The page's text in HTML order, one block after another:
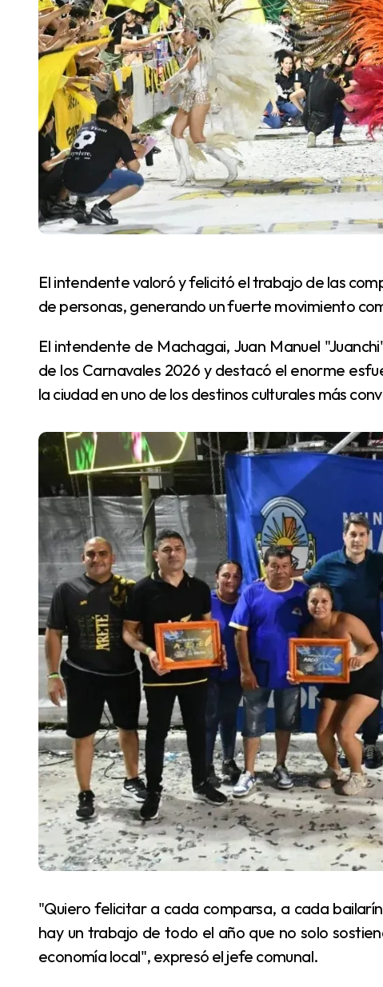
El intendente valoró y felicitó el trabajo de las comparsas y subrayó que el evento convocó a miles
de personas, generando un fuerte movimiento
El intendente de Machagai, Juan Manuel "Juanchi" García, realizó este lunes un balance positivo
de los Carnavales 2026 y destacó el enorme
la ciudad en uno de los destinos culturales más
"Quiero felicitar a cada comparsa, a cada bailarín, ritmista y colaborador. Detrás de cada brillo
hay un trabajo de todo el año que no solo
economía local", expresó el jefe comunal.